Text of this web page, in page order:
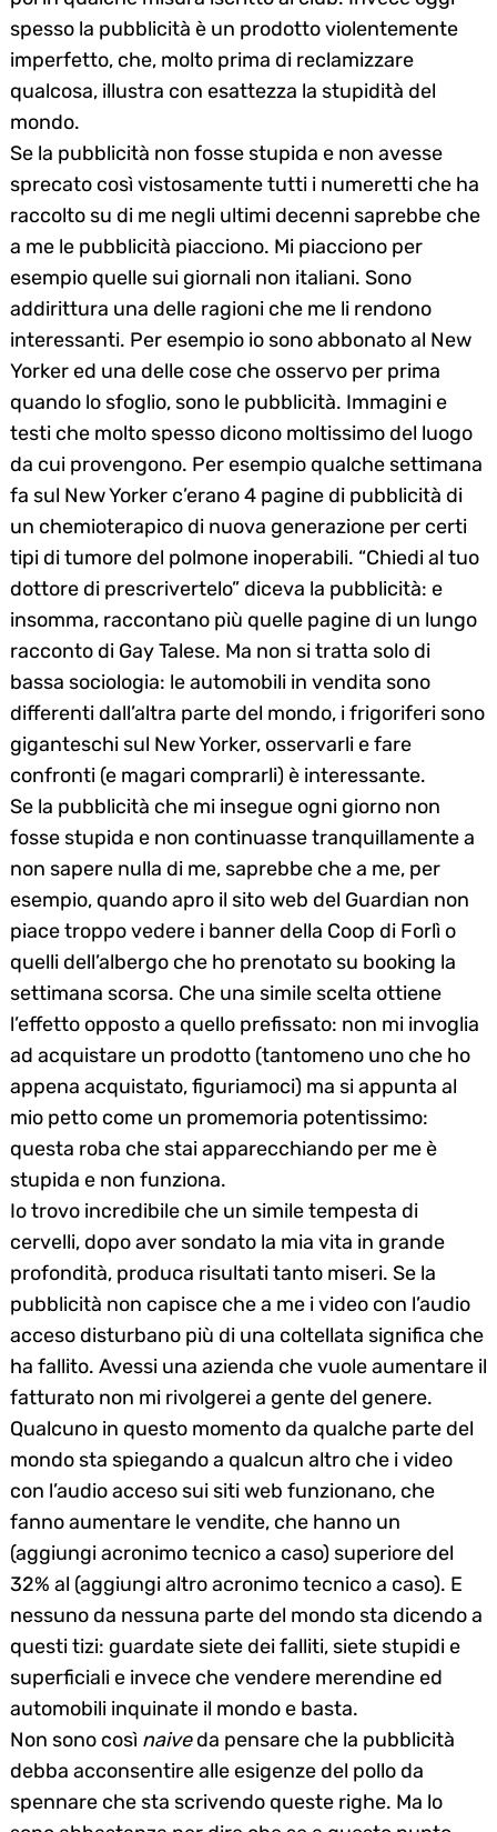
spesso la pubblicità è un prodotto violentemente
imperfetto, che, molto prima di reclamizzare
qualcosa, illustra con esattezza la stupidità del
mondo.
Se la pubblicità non fosse stupida e non avesse
sprecato così vistosamente tutti i numeretti che ha
raccolto su di me negli ultimi decenni saprebbe che
a me le pubblicità piacciono. Mi piacciono per
esempio quelle sui giornali non italiani. Sono
addirittura una delle ragioni che me li rendono
interessanti. Per esempio io sono abbonato al New
Yorker ed una delle cose che osservo per prima
quando lo sfoglio, sono le pubblicità. Immagini e
testi che molto spesso dicono moltissimo del luogo
da cui provengono. Per esempio qualche settimana
fa sul New Yorker c’erano 4 pagine di pubblicità di
un chemioterapico di nuova generazione per certi
tipi di tumore del polmone inoperabili. “Chiedi al tuo
dottore di prescrivertelo” diceva la pubblicità: e
insomma, raccontano più quelle pagine di un lungo
racconto di Gay Talese. Ma non si tratta solo di
bassa sociologia: le automobili in vendita sono
differenti dall’altra parte del mondo, i frigoriferi sono
giganteschi sul New Yorker, osservarli e fare
confronti (e magari comprarli) è interessante.
Se la pubblicità che mi insegue ogni giorno non
fosse stupida e non continuasse tranquillamente a
non sapere nulla di me, saprebbe che a me, per
esempio, quando apro il sito web del Guardian non
piace troppo vedere i banner della Coop di Forlì o
quelli dell’albergo che ho prenotato su booking la
settimana scorsa. Che una simile scelta ottiene
l’effetto opposto a quello prefissato: non mi invoglia
ad acquistare un prodotto (tantomeno uno che ho
appena acquistato, figuriamoci) ma si appunta al
mio petto come un promemoria potentissimo:
questa roba che stai apparecchiando per me è
stupida e non funziona.
Io trovo incredibile che un simile tempesta di
cervelli, dopo aver sondato la mia vita in grande
profondità, produca risultati tanto miseri. Se la
pubblicità non capisce che a me i video con l’audio
acceso disturbano più di una coltellata significa che
ha fallito. Avessi una azienda che vuole aumentare il
fatturato non mi rivolgerei a gente del genere.
Qualcuno in questo momento da qualche parte del
mondo sta spiegando a qualcun altro che i video
con l’audio acceso sui siti web funzionano, che
fanno aumentare le vendite, che hanno un
(aggiungi acronimo tecnico a caso) superiore del
32% al (aggiungi altro acronimo tecnico a caso). E
nessuno da nessuna parte del mondo sta dicendo a
questi tizi: guardate siete dei falliti, siete stupidi e
superficiali e invece che vendere merendine ed
automobili inquinate il mondo e basta.
Non sono così naiveda pensare che la pubblicità
debba acconsentire alle esigenze del pollo da
spennare che sta scrivendo queste righe. Ma lo
Search
for: